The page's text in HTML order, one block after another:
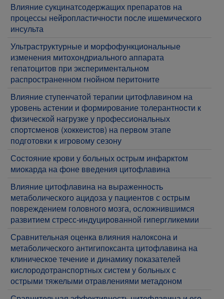
Влияние сукцинатсодержащих препаратов на
процессы нейропластичности после ишемического
инсульта
Ультраструктурные и морфофункциональные
изменения митохондриального аппарата
гепатоцитов при экспериментальном
распространенном гнойном перитоните
Влияние ступенчатой терапии цитофлавином на
уровень астении и формирование толерантности к
физической нагрузке у профессиональных
спортсменов (хоккеистов) на первом этапе
подготовки к игровому сезону
Состояние крови у больных острым инфарктом
миокарда на фоне введения цитофлавина
Влияние цитофлавина на выраженность
метаболического ацидоза у пациентов с острым
повреждением головного мозга, осложнившимся
развитием стресс-индуцированной гипергликемии
Сравнительная оценка влияния налоксона и
метаболического антигипоксанта цитофлавина на
клиническое течение и динамику показателей
кислородотранспортных систем у больных с
острыми тяжелыми отравлениями метадоном